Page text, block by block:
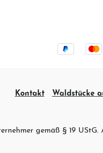
Kontakt Waldstücke
gemäß § 19 UStG.